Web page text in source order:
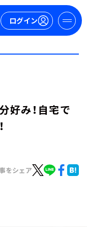
ログイン
好み！自宅で
をシェア